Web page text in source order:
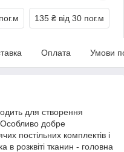
135 ₴ від 30 пог.м
Оплата Умови
для створення
добре
постільних комплектів і
в розквіті тканин - головна